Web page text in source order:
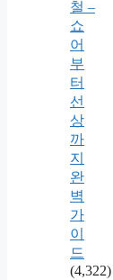
철 –
쇼
어
부
터
선
상
까
지
완
벽
가
이
드
(4,322)